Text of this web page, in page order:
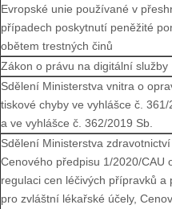
Evropské unie používané v
případech poskytnutí peněžité
obětem trestných činů
Zákon o právu na digitální služby
Sdělení Ministerstva vnitra o
tiskové chyby ve vyhlášce č. 361/
a ve vyhlášce č. 362/2019 Sb.
Sdělení Ministerstva
Cenového předpisu 1/2020/CAU
regulaci cen léčivých přípravků a
pro zvláštní lékařské účely,